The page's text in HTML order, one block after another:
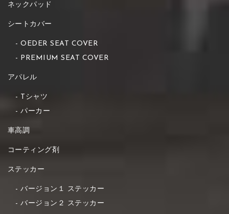
ネックパッド
シートカバー
OEDER SEAT COVER
PREMIUM SEAT COVER
アパレル
Tシャツ
パーカー
車高調
コーティング剤
ステッカー
バージョン１ ステッカー
バージョン２ ステッカー